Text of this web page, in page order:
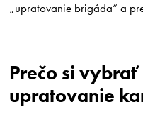
„upratovanie brigáda“ a
Prečo si
upratovanie